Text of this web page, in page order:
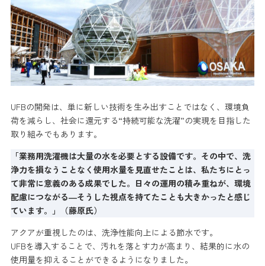
UFBの開発は、単に新しい技術を生み出すことではなく、環境負
荷を減らし、社会に還元する“持続可能な洗濯”の実現を目指した
取り組みでもあります。
「業務用洗濯機は大量の水を必要とする設備です。その中で、洗
浄力を損なうことなく使用水量を見直せたことは、私たちにとっ
て非常に意義のある成果でした。日々の運用の積み重ねが、環境
配慮につながる―そうした視点を持てたことも大きかったと感じ
ています。」（藤原氏）
アクアが重視したのは、洗浄性能向上による節水です。
UFBを導入することで、汚れを落とす力が高まり、結果的に水の
使用量を抑えることができるようになりました。